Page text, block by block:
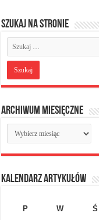
Szukaj na stronie
Archiwum miesięczne
Archiwum
miesięczne
Kalendarz artykułów
P
W Ś